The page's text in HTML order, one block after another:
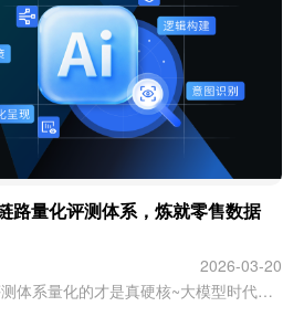
路量化评测体系，炼就零售数据
2026-03-20
光说好用不算数，能用评测体系量化的才是真硬核~大模型时代，一句指令生成数据报表成为常态，但数据分析智能体的落地应用过程却仍让众多企业踩坑不断：以消费品零售行业为例，消费者行为碎片化、需求个性化、决策路径复杂化，对企业的用户分层、多渠道协同等运营能力提出了高要求，但市面上的数据Agent却深陷“听不懂人话、算错数据、分析逻辑与业务实际脱节”等应用泥淖，让品牌及零售企业难以对 AI 智能创新落地价值形…